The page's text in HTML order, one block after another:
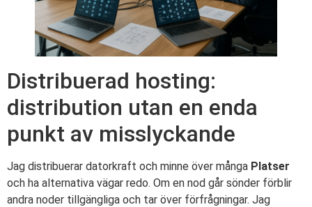
Distribuerad hosting:
distribution utan en enda
punkt av misslyckande
Jag distribuerar datorkraft och minne över många Platser
och ha alternativa vägar redo. Om en nod går sönder förblir
andra noder tillgängliga och tar över förfrågningar. Jag